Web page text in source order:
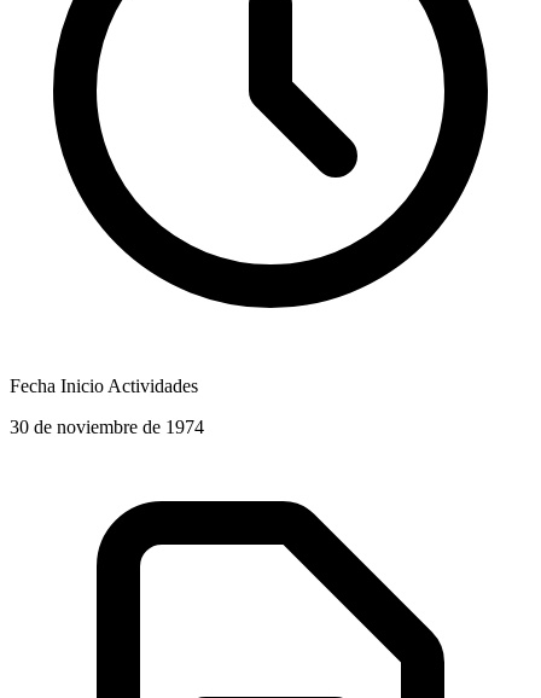
Fecha Inicio Actividades
30 de noviembre de 1974